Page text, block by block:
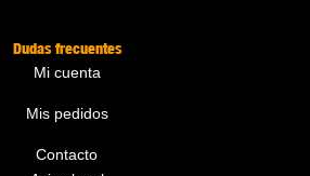
Dudas frecuentes
Mi cuenta
Mis pedidos
Contacto